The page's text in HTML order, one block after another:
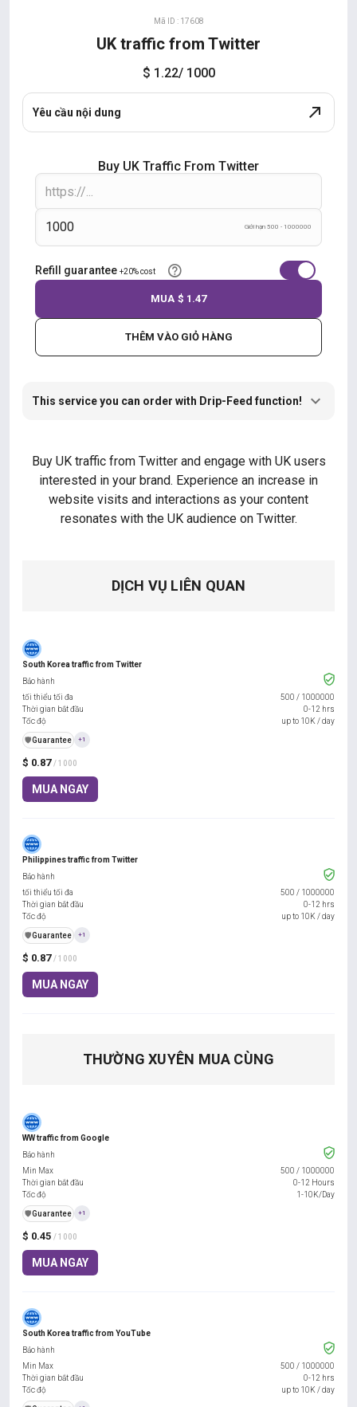
Mã ID : 17608
UK traffic from Twitter
$ 1.22/ 1000
Yêu cầu nội dung
Buy UK Traffic From Twitter
Giới hạn 500 - 1000000
Refill guarantee +20% cost
THÊM VÀO GIỎ HÀNG
MUA $ 1.47
This service you can order with Drip-Feed function!
Buy UK traffic from Twitter and engage with UK users
interested in your brand. Experience an increase in
website visits and interactions as your content
resonates with the UK audience on Twitter.
DỊCH VỤ LIÊN QUAN
South Korea traffic from Twitter
$ 0.87 / 1000
MUA NGAY
Bảo hành
tối thiểu tối đa
500 / 1000000
Thời gian bắt đầu
0-12 hrs
Tốc độ
up to 10K / day
️🛡️Guarantee +1
Philippines traffic from Twitter
$ 0.87 / 1000
MUA NGAY
Bảo hành
tối thiểu tối đa
500 / 1000000
Thời gian bắt đầu
0-12 hrs
Tốc độ
up to 10K / day
️🛡️Guarantee +1
THƯỜNG XUYÊN MUA CÙNG
WW traffic from Google
$ 0.45 / 1000
MUA NGAY
Bảo hành
Min Max
500 / 1000000
Thời gian bắt đầu
0-12 Hours
Tốc độ
1-10K/Day
️🛡️Guarantee +1
South Korea traffic from YouTube
Bảo hành
Min Max
500 / 1000000
Thời gian bắt đầu
0-12 hrs
Tốc độ
up to 10K / day